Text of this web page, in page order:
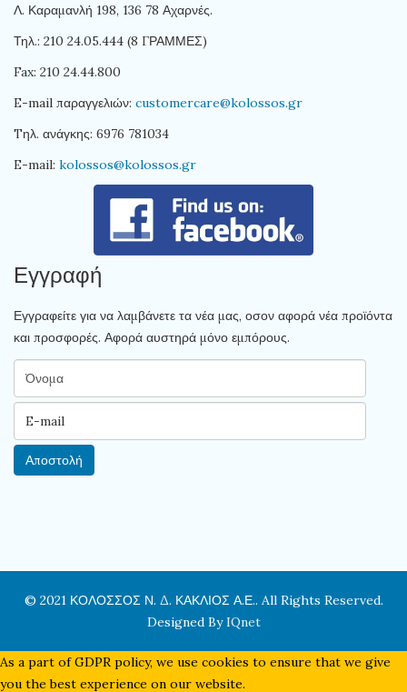
Λ. Καραμανλή 198, 136 78 Αχαρνές.
Τηλ.: 210 24.05.444 (8 ΓΡΑΜΜΕΣ)
Fax: 210 24.44.800
E-mail παραγγελιών: customercare@kolossos.gr
Tηλ. ανάγκης: 6976 781034
E-mail: kolossos@kolossos.gr
Εγγραφή
Εγγραφείτε για να λαμβάνετε τα νέα μας, οσον αφορά νέα προϊόντα
και προσφορές. Αφορά αυστηρά μόνο εμπόρους.
© 2021 ΚΟΛΟΣΣΟΣ Ν. Δ. ΚΑΚΛΙΟΣ Α.Ε.. All Rights Reserved.
Designed ByIQnet
As a part of GDPR policy, we use cookies to ensure that we give
you the best experience on our website.